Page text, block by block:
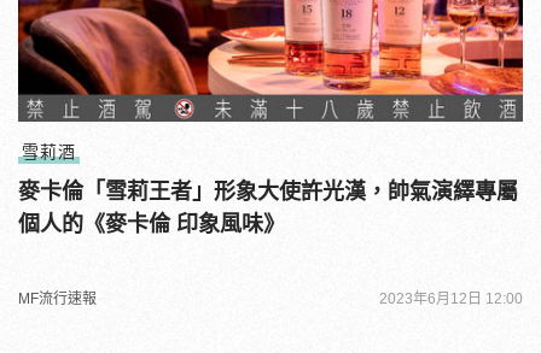
雪莉酒
麥卡倫「雪莉王者」形象大使許光漢，帥氣演繹專屬
個人的《麥卡倫 印象風味》
MF流行速報 2023年6月12日 12:00